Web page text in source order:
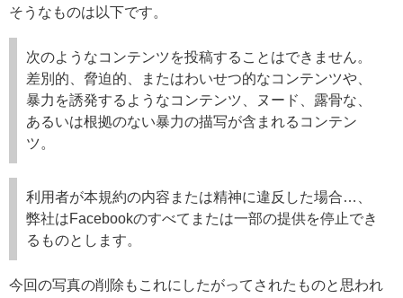
そうなものは以下です。
次のようなコンテンツを投稿することはできません。
差別的、脅迫的、またはわいせつ的なコンテンツや、
暴力を誘発するようなコンテンツ、ヌード、露骨な、
あるいは根拠のない暴力の描写が含まれるコンテン
ツ。
利用者が本規約の内容または精神に違反した場合…、
弊社はFacebookのすべてまたは一部の提供を停止でき
るものとします。
今回の写真の削除もこれにしたがってされたものと思われ